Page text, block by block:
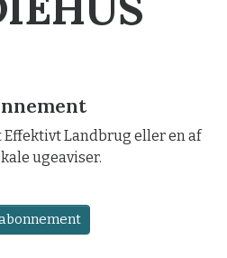
Landbrug eller en af
ugeaviser.